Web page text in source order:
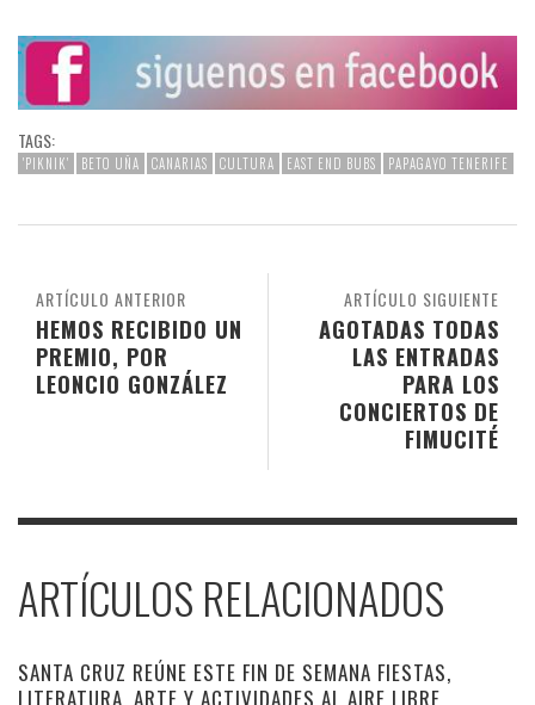
TAGS:
'PIKNIK' BETO UÑA CANARIAS CULTURA EAST END BUBS PAPAGAYO TENERIFE
ARTÍCULO SIGUIENTE
AGOTADAS TODAS
LAS ENTRADAS
PARA LOS
CONCIERTOS DE
FIMUCITÉ
ARTÍCULO ANTERIOR
HEMOS RECIBIDO UN
PREMIO, POR
LEONCIO GONZÁLEZ
ARTÍCULOS RELACIONADOS
SANTA CRUZ REÚNE ESTE FIN DE SEMANA FIESTAS,
LITERATURA, ARTE Y ACTIVIDADES AL AIRE LIBRE